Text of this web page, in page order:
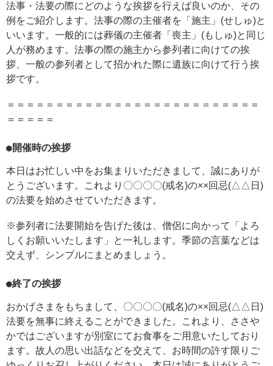
法事・法要の際にどのような挨拶を行えば良いのか、その
例をご紹介します。法事の際の主催者を「施主」(せしゅ)と
いいます。一般的には葬儀の主催者「喪主」(もしゅ)と同じ
人が務めます。法事の際の施主から参列者に向けての挨
拶、一般の参列者として招かれた際に遺族に向けて行う挨
拶です。
＝＝＝＝＝＝＝＝＝＝＝＝＝＝＝＝＝＝＝＝＝＝＝＝＝＝
＝＝＝＝＝
●開催時の挨拶
本日はお忙しい中をお集まりいただきまして、誠にありが
とうございます。これより〇〇〇〇(戒名)の××回忌(△△日)
の法要を始めさせていただきます。
※参列者に法要開始を告げた後は、僧侶に向かって「よろ
しくお願いいたします」と一礼します。季節の言葉などは
交えず、シンプルにまとめましょう。
●終了の挨拶
おかげさまをもちまして、〇〇〇〇(戒名)の××回忌(△△日)
法要を無事に終えることができました。これより、ささや
かではございますが別室にてお食事をご用意いたしており
ます。故人の思い出話などを交えて、お時間の許す限りご